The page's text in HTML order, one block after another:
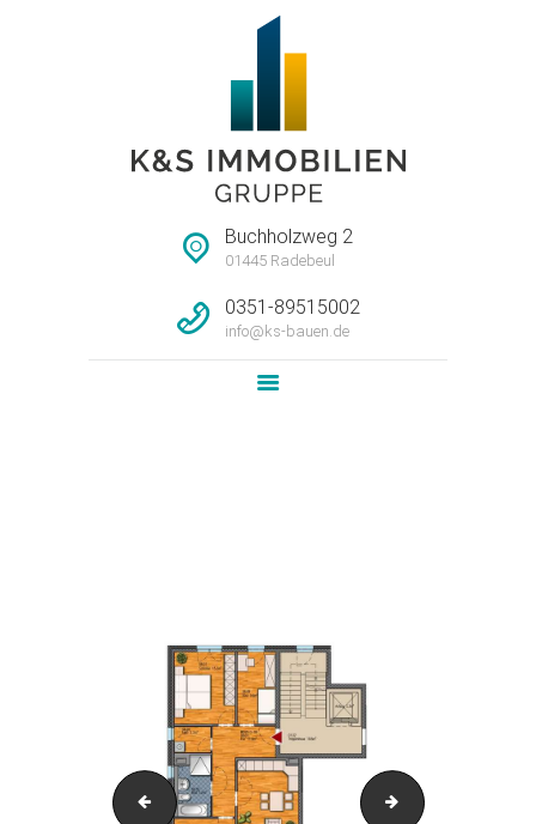
Buchholzweg 2
01445 Radebeul
0351-89515002
info@ks-bauen.de
STARTSEITE
HAUSMEISTERSERVI
UNTERNEHMEN
IMMOBILIEN
LEISTUNG
NEWS
VorschauGrundriss_H3-1OG-WE08.jpg Grundriss_H3-